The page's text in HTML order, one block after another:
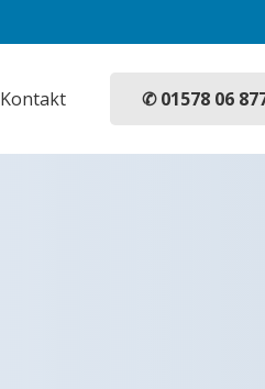
Kontakt ✆ 01578 06